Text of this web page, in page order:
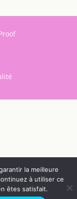
la meilleure
à utiliser ce
êtes satisfait.